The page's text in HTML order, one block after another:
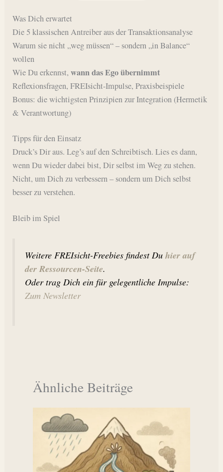
Was Dich erwartet
Die 5 klassischen Antreiber aus der Transaktionsanalyse
Warum sie nicht „weg müssen“ – sondern „in Balance“
wollen
Wie Du erkennst,wann das Ego übernimmt
Reflexionsfragen, FREIsicht-Impulse, Praxisbeispiele
Bonus: die wichtigsten Prinzipien zur Integration (Hermetik
& Verantwortung)
Tipps für den Einsatz
Druck’s Dir aus. Leg’s auf den Schreibtisch. Lies es dann,
wenn Du wieder dabei bist, Dir selbst im Weg zu stehen.
Nicht, um Dich zu verbessern – sondern um Dich selbst
besser zu verstehen.
Bleib im Spiel
Weitere FREIsicht-Freebies findest Duhier auf
der Ressourcen-Seite.
Oder trag Dich ein für gelegentliche Impulse:
Zum Newsletter
Ähnliche Beiträge